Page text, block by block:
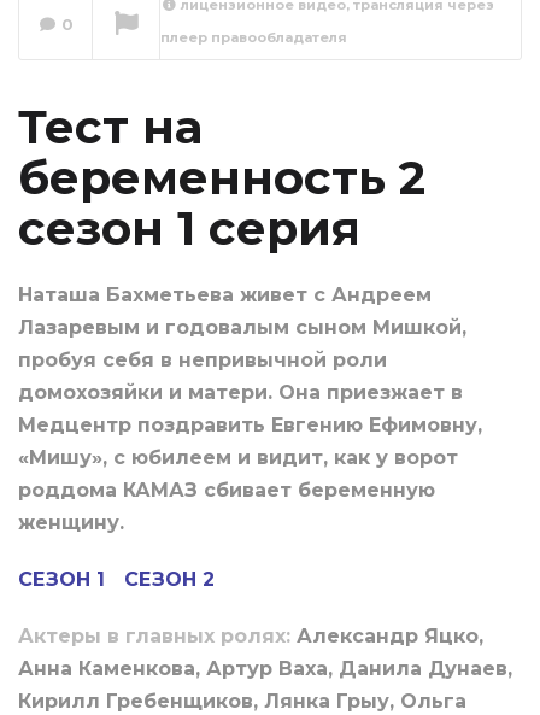
беременность 2
0
лицензионное видео, трансляция через
плеер правообладателя
Тест на
беременность 2
сезон 1 серия
Наташа Бахметьева живет с Андреем
Лазаревым и годовалым сыном Мишкой,
пробуя себя в непривычной роли
домохозяйки и матери. Она приезжает в
Медцентр поздравить Евгению Ефимовну,
«Мишу», с юбилеем и видит, как у ворот
роддома КАМАЗ сбивает беременную
женщину.
СЕЗОН 1 СЕЗОН 2
Актеры в главных ролях: Александр Яцко,
Анна Каменкова, Артур Ваха, Данила Дунаев,
Кирилл Гребенщиков, Лянка Грыу, Ольга